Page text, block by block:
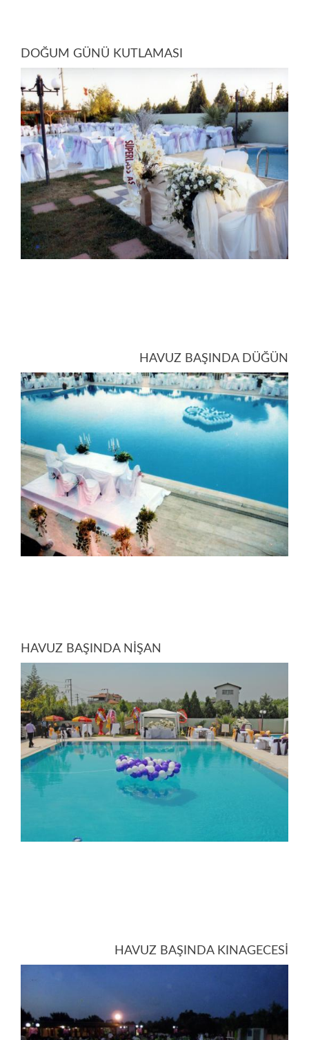
DOĞUM GÜNÜ KUTLAMASI
HAVUZ BAŞINDA DÜĞÜN
HAVUZ BAŞINDA NİŞAN
HAVUZ BAŞINDA KINAGECESİ